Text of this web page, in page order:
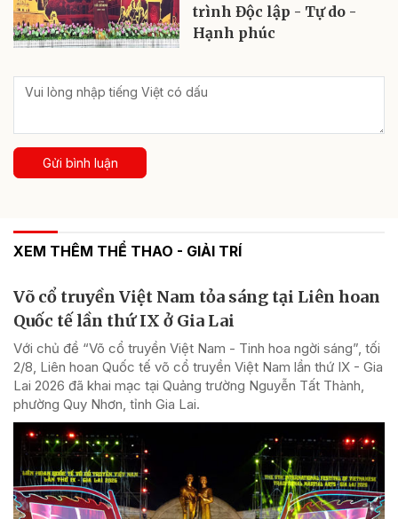
trình Độc lập - Tự do -
Hạnh phúc
Gửi bình luận
XEM THÊM THỂ THAO - GIẢI TRÍ
Võ cổ truyền Việt Nam tỏa sáng tại Liên hoan
Quốc tế lần thứ IX ở Gia Lai
Với chủ đề “Võ cổ truyền Việt Nam - Tinh hoa ngời sáng”, tối
2/8, Liên hoan Quốc tế võ cổ truyền Việt Nam lần thứ IX - Gia
Lai 2026 đã khai mạc tại Quảng trường Nguyễn Tất Thành,
phường Quy Nhơn, tỉnh Gia Lai.